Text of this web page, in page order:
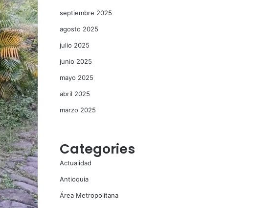
septiembre 2025
agosto 2025
julio 2025
junio 2025
mayo 2025
abril 2025
marzo 2025
Categories
Actualidad
Antioquia
Área Metropolitana